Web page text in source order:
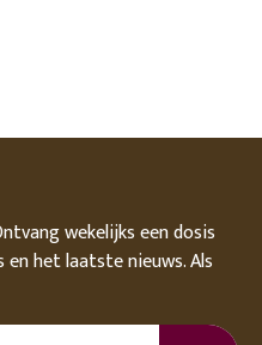
wekelijks een dosis
het laatste nieuws. Als